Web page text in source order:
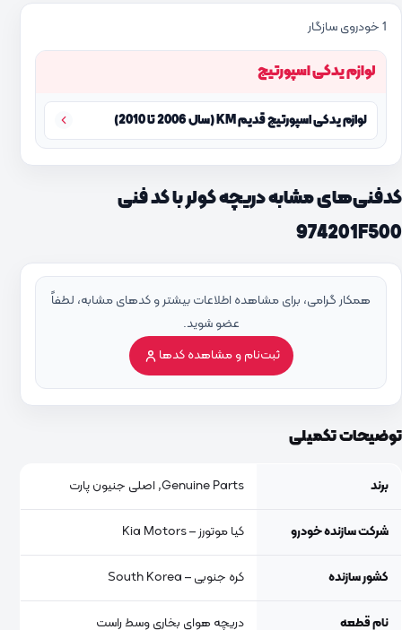
1 خودروی سازگار
لوازم یدکی اسپورتیج
لوازم یدکی اسپورتیج قدیم KM (سال 2006 تا 2010)
کدفنی‌های مشابه دریچه کولر با کد فنی
974201F500
همکار گرامی، برای مشاهده اطلاعات بیشتر و کدهای مشابه، لطفاً
عضو شوید.
ثبت‌نام و مشاهده کدها
توضیحات تکمیلی
برند Genuine Parts, اصلی جنیون پارت
شرکت سازنده خودرو کیا موتورز – Kia Motors
کشور سازنده کره جنوبی – South Korea
نام قطعه دریچه هوای بخاری وسط راست